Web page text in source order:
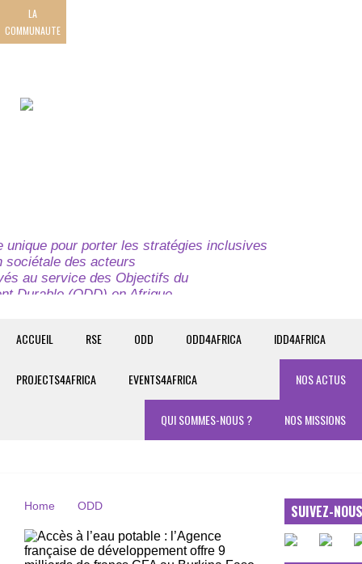
LA
COMMUNAUTE
unique pour porter les stratégies inclusives
sociétale des acteurs
au service des Objectifs du
Durable (ODD) en Afrique.
ACCUEIL RSE ODD ODD4AFRICA IDD4AFRICA
PROJECTS4AFRICA EVENTS4AFRICA NOS ACTUS
NOS MISSIONS
QUI SOMMES-NOUS ?
Home ODD SUIVEZ-